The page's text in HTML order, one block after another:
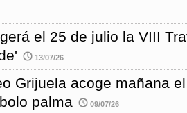
el 25 de julio la VIII
13/07/26
Grijuela acoge mañana
palma
09/07/26